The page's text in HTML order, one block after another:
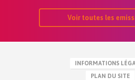
Voir toutes les
INFORMATIONS
PLAN DU SITE